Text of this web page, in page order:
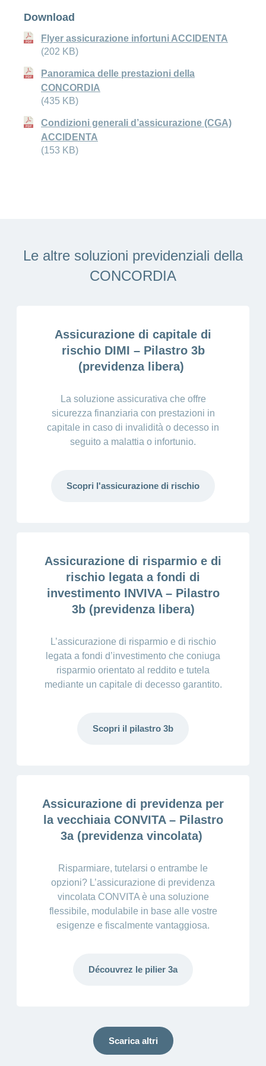
Download
Flyer assicurazione infortuni ACCIDENTA
(202 KB)
Panoramica delle prestazioni della
CONCORDIA
(435 KB)
Condizioni generali d’assicurazione (CGA)
ACCIDENTA
(153 KB)
Le altre soluzioni previdenziali della
CONCORDIA
Assicurazione di capitale di
rischio DIMI – Pilastro 3b
(previdenza libera)
La soluzione assicurativa che offre
sicurezza finanziaria con prestazioni in
capitale in caso di invalidità o decesso in
seguito a malattia o infortunio.
Scopri l'assicurazione di rischio
Assicurazione di risparmio e di
rischio legata a fondi di
investimento INVIVA – Pilastro
3b (previdenza libera)
L’assicurazione di risparmio e di rischio
legata a fondi d’investimento che coniuga
risparmio orientato al reddito e tutela
mediante un capitale di decesso garantito.
Scopri il pilastro 3b
Assicurazione di previdenza per
la vecchiaia CONVITA – Pilastro
3a (previdenza vincolata)
Risparmiare, tutelarsi o entrambe le
opzioni? L’assicurazione di previdenza
vincolata CONVITA è una soluzione
flessibile, modulabile in base alle vostre
esigenze e fiscalmente vantaggiosa.
Découvrez le pilier 3a
Scarica altri